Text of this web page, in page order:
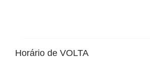
Horário de VOLTA